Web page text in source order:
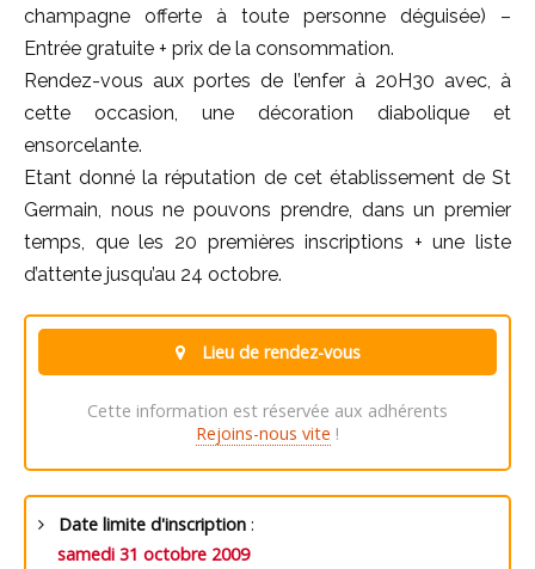
champagne offerte à toute personne déguisée) –
Entrée gratuite + prix de la consommation.
Rendez-vous aux portes de l’enfer à 20H30 avec, à
cette occasion, une décoration diabolique et
ensorcelante.
Etant donné la réputation de cet établissement de St
Germain, nous ne pouvons prendre, dans un premier
temps, que les 20 premières inscriptions + une liste
d’attente jusqu’au 24 octobre.
Lieu de rendez-vous
Cette information est réservée aux adhérents
Rejoins-nous vite !
Date limite d'inscription :
samedi 31 octobre 2009